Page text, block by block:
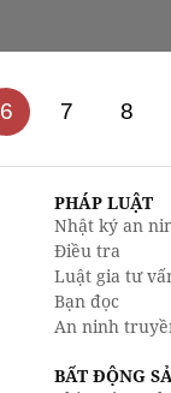
6 7 8
PHÁP LUẬT
Nhật ký an
Điều tra
Luật gia tư
Bạn đọc
An ninh
BẤT ĐỘNG